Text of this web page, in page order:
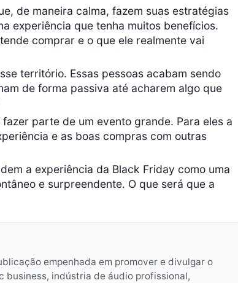
de maneira calma, fazem suas estratégias
experiência que tenha muitos benefícios.
comprar e o que ele realmente vai
território. Essas pessoas acabam sendo
de forma passiva até acharem algo que
parte de um evento grande. Para eles a
e as boas compras com outras
a experiência da Black Friday como uma
e surpreendente. O que será que a
empenhada em promover e divulgar o
business, indústria de áudio profissional,